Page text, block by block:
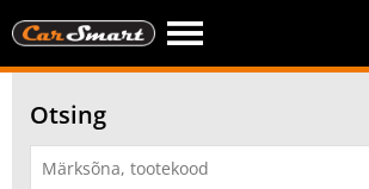
Otsing